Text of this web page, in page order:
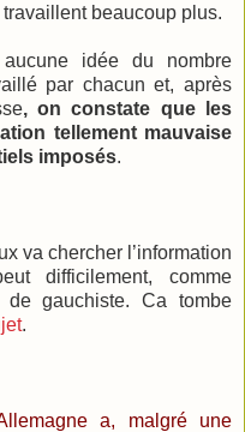
beaucoup plus.
idée du nombre
par chacun et, après
, on constate que les
tellement mauvaise
imposés.
va chercher l’information
difficilement, comme
gauchiste. Ca tombe
.
a, malgré une